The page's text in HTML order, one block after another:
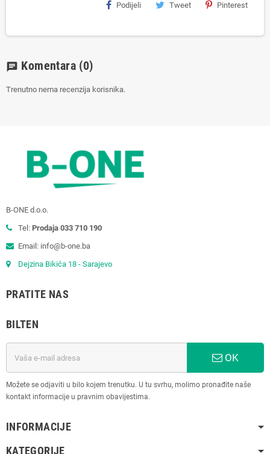
Podijeli Tweet Pinterest
chat Komentara (0)
Trenutno nema recenzija korisnika.
B-ONE d.o.o.
Tel: Prodaja 033 710 190
Email: info@b-one.ba
Dejzina Bikića 18 - Sarajevo
PRATITE NAS
BILTEN
OK
Možete se odjaviti u bilo kojem trenutku. U tu svrhu, molimo pronađite naše
kontakt informacije u pravnim obavijestima.
INFORMACIJE
KATEGORIJE